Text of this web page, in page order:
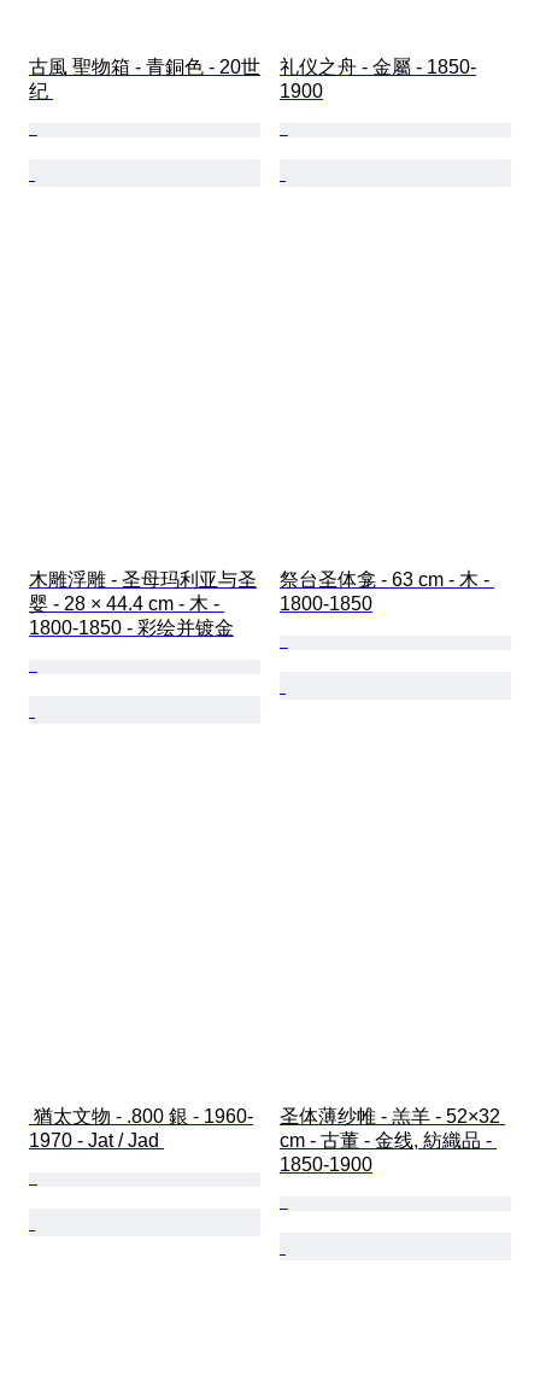
古風 聖物箱 - 青銅色 - 20世
纪
礼仪之舟 - 金屬 - 1850-
1900
木雕浮雕 - 圣母玛利亚与圣
婴 - 28 × 44.4 cm - 木 -
1800-1850 - 彩绘并镀金
祭台圣体龛 - 63 cm - 木 -
1800-1850
1970 - Jat / Jad
圣体薄纱帷 - 羔羊 - 52×32
cm - 古董 - 金线, 紡織品 -
1850-1900